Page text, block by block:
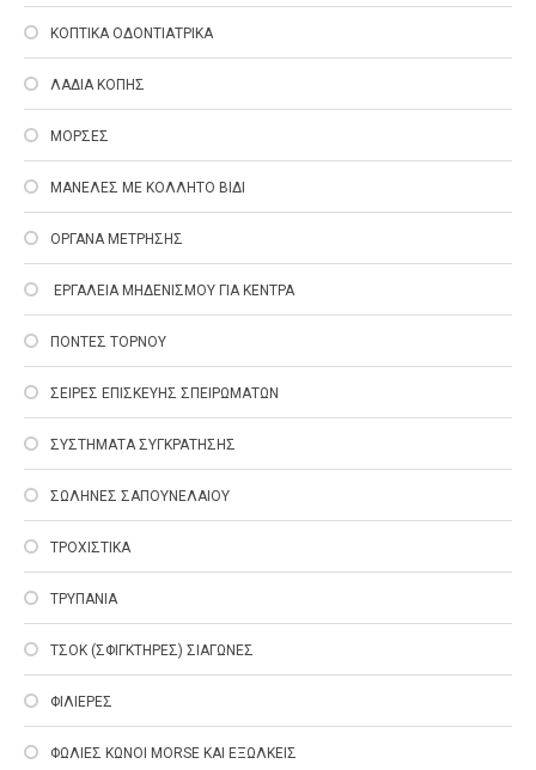
ΚΟΠΤΙΚΑ ΟΔΟΝΤΙΑΤΡΙΚΑ
ΛΑΔΙΑ ΚΟΠΗΣ
ΜΟΡΣΕΣ
ΜΑΝΕΛΕΣ ΜΕ ΚΟΛΛΗΤΟ ΒΙΔΙ
ΟΡΓΑΝΑ ΜΕΤΡΗΣΗΣ
EΡΓΑΛΕΙΑ ΜΗΔΕΝΙΣΜΟΥ ΓΙΑ ΚΕΝΤΡΑ
ΠΟΝΤΕΣ ΤΟΡΝΟΥ
ΣΕΙΡΕΣ ΕΠΙΣΚΕΥΗΣ ΣΠΕΙΡΩΜΑΤΩΝ
ΣΥΣΤΗΜΑΤΑ ΣΥΓΚΡΑΤΗΣΗΣ
ΣΩΛΗΝΕΣ ΣΑΠΟΥΝΕΛΑΙΟΥ
ΤΡΟΧΙΣΤΙΚΑ
ΤΡΥΠΑΝΙΑ
ΤΣΟΚ (ΣΦΙΓΚΤΗΡΕΣ) ΣΙΑΓΩΝΕΣ
ΦΙΛΙΕΡΕΣ
ΦΩΛΙΕΣ ΚΩΝΟΙ MORSE ΚΑΙ ΕΞΩΛΚΕΙΣ